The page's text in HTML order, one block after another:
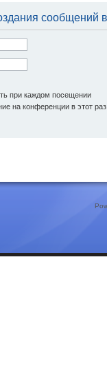
сообщений
при каждом посещении
на конференции в этот раз